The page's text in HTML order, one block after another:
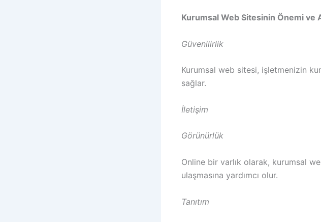
Kurumsal Web Sitesinin Önemi ve
Güvenilirlik
Kurumsal web sitesi, işletmenizin
sağlar.
İletişim
Görünürlük
Online bir varlık olarak, kurumsal
ulaşmasına yardımcı olur.
Tanıtım